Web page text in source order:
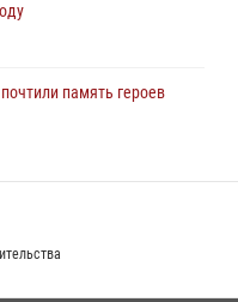
память героев